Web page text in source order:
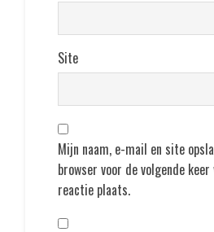
Site
Mijn naam, e-mail en site
browser voor de volgende keer
reactie plaats.